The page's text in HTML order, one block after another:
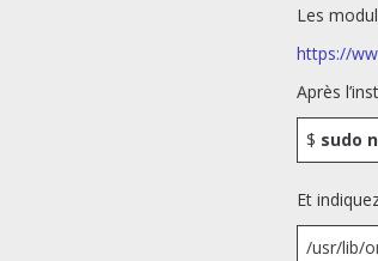
Les
https://
Après
$ sudo
Et
/usr/lib/